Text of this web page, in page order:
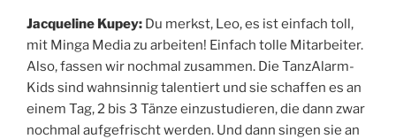
Jacqueline Kupey: Du merkst, Leo, es ist einfach toll,
mit Minga Media zu arbeiten! Einfach tolle Mitarbeiter.
Also, fassen wir nochmal zusammen. Die TanzAlarm-
Kids sind wahnsinnig talentiert und sie schaffen es an
einem Tag, 2 bis 3 Tänze einzustudieren, die dann zwar
nochmal aufgefrischt werden. Und dann singen sie an